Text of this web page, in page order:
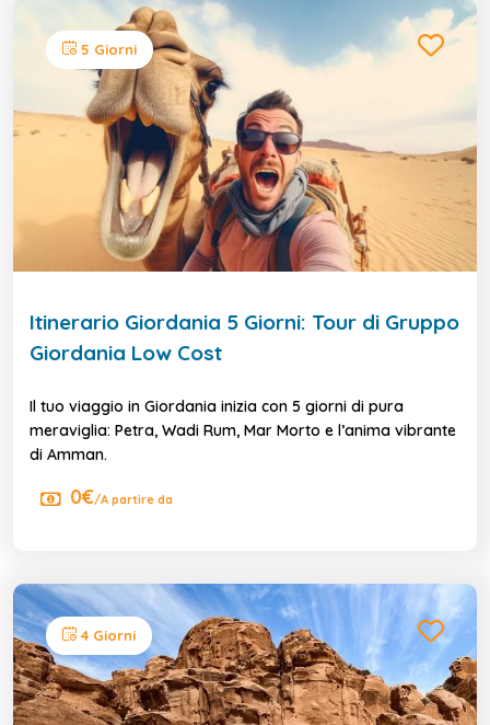
5 Giorni
Itinerario Giordania 5 Giorni: Tour di Gruppo
Giordania Low Cost
Il tuo viaggio in Giordania inizia con 5 giorni di pura
meraviglia: Petra, Wadi Rum, Mar Morto e l’anima vibrante
di Amman.
0€/A partire da
4 Giorni